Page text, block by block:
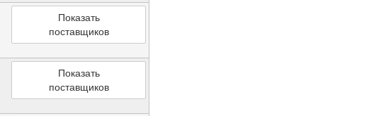
Показать
поставщиков
Показать
поставщиков